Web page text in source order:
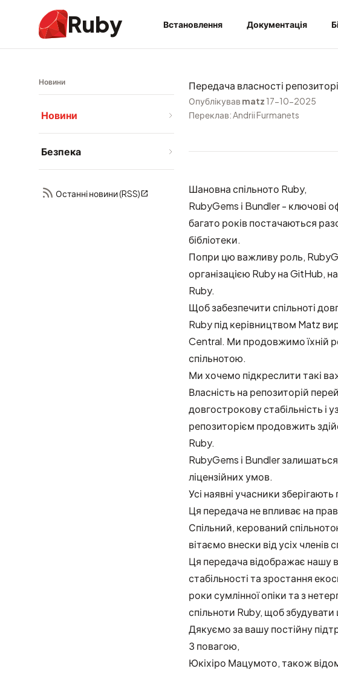
Ruby Встановлення Документація
Новини
Новини
Безпека
Останні новини (RSS)
Передача власності
Опублікував matz 17-10-2025
Переклав: Andrii Furmanets
Шановна спільното Ruby,
RubyGems і Bundler - ключові
багато років постачаються
бібліотеки.
Попри цю важливу роль,
організацією Ruby на GitHub,
Ruby.
Щоб забезпечити спільноті
Ruby під керівництвом Matz
Central. Ми продовжимо їхній
спільнотою.
Ми хочемо підкреслити такі
Власність на репозиторій
довгострокову стабільність
репозиторієм продовжить
Ruby.
RubyGems і Bundler
ліцензійних умов.
Усі наявні учасники
Ця передача не впливає на
Спільний, керований
вітаємо внески від усіх членів
Ця передача відображає нашу
стабільності та зростання
роки сумлінної опіки та з
спільноти Ruby, щоб
Дякуємо за вашу постійну
З повагою,
Юкіхіро Мацумото, також